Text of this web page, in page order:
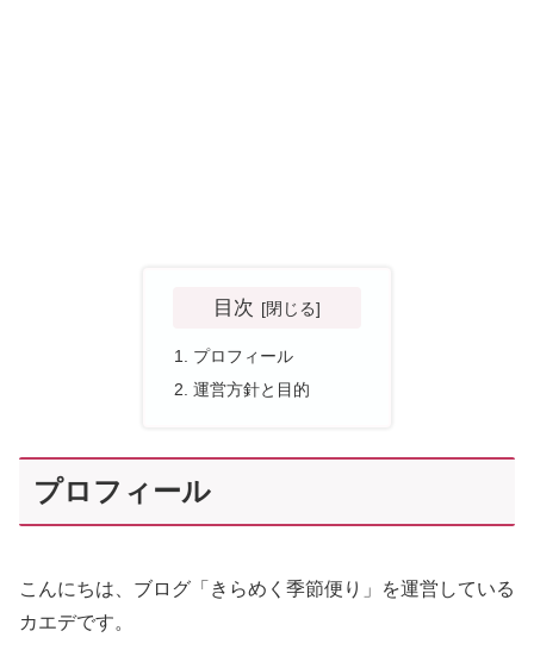
目次
プロフィール
運営方針と目的
プロフィール
こんにちは、ブログ「きらめく季節便り」を運営している
カエデです。